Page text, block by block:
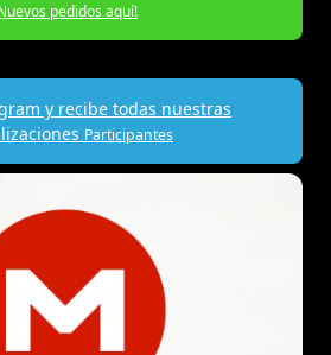
pedidos aquí!
y recibe todas nuestras
Participantes